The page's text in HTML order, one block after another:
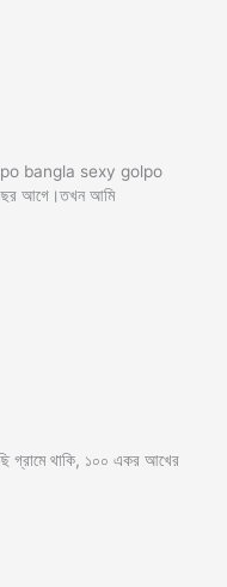
bangla sexy golpo
আগে।তখন আমি
গ্রামে থাকি, ১০০ একর আখের